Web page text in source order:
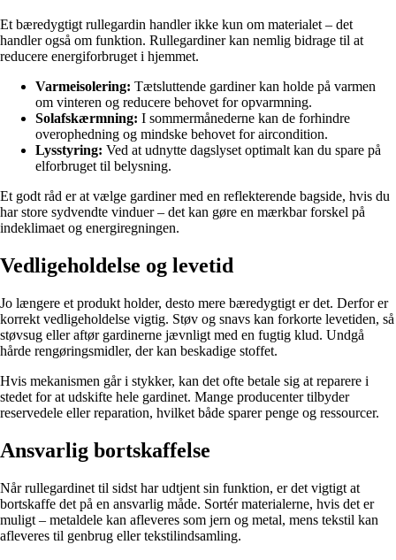
Et bæredygtigt rullegardin handler ikke kun om materialet – det
handler også om funktion. Rullegardiner kan nemlig bidrage til at
reducere energiforbruget i hjemmet.
Varmeisolering: Tætsluttende gardiner kan holde på varmen
om vinteren og reducere behovet for opvarmning.
Solafskærmning: I sommermånederne kan de forhindre
overophedning og mindske behovet for aircondition.
Lysstyring: Ved at udnytte dagslyset optimalt kan du spare på
elforbruget til belysning.
Et godt råd er at vælge gardiner med en reflekterende bagside, hvis du
har store sydvendte vinduer – det kan gøre en mærkbar forskel på
indeklimaet og energiregningen.
Vedligeholdelse og levetid
Jo længere et produkt holder, desto mere bæredygtigt er det. Derfor er
korrekt vedligeholdelse vigtig. Støv og snavs kan forkorte levetiden, så
støvsug eller aftør gardinerne jævnligt med en fugtig klud. Undgå
hårde rengøringsmidler, der kan beskadige stoffet.
Hvis mekanismen går i stykker, kan det ofte betale sig at reparere i
stedet for at udskifte hele gardinet. Mange producenter tilbyder
reservedele eller reparation, hvilket både sparer penge og ressourcer.
Ansvarlig bortskaffelse
Når rullegardinet til sidst har udtjent sin funktion, er det vigtigt at
bortskaffe det på en ansvarlig måde. Sortér materialerne, hvis det er
muligt – metaldele kan afleveres som jern og metal, mens tekstil kan
afleveres til genbrug eller tekstilindsamling.